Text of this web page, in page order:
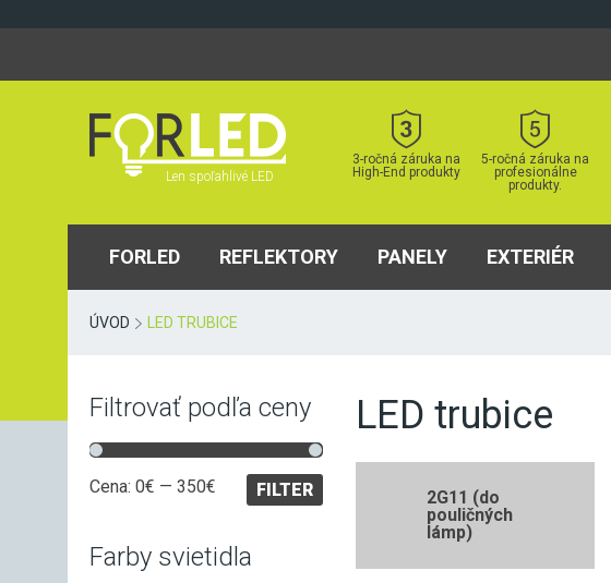
to
Len spoľahlivé LED
3-ročná záruka na
High-End produkty
5-ročná záruka na
profesionálne
produkty.
FORLED REFLEKTORY PANELY EXTERIÉR
ÚVOD LED TRUBICE
LED trubice
2G11 (do
pouličných
lámp)
Filtrovať podľa ceny
Minimálna
Maximálna
FILTER
Cena: 0€ — 350€
Farby svietidla